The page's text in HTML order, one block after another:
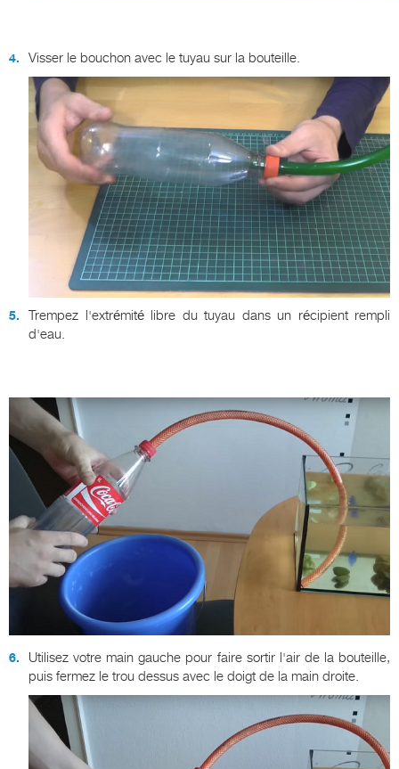
Visser le bouchon avec le tuyau sur la bouteille.
Trempez l'extrémité libre du tuyau dans un récipient rempli
d'eau.
Utilisez votre main gauche pour faire sortir l'air de la bouteille,
puis fermez le trou dessus avec le doigt de la main droite.